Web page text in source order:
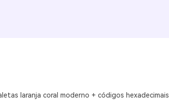
laranja coral moderno + códigos hexadecimais